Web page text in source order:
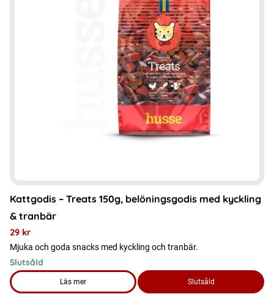
Kattgodis – Treats 150g, belöningsgodis med kyckling
& tranbär
29 kr
Mjuka och goda snacks med kyckling och tranbär.
Slutsåld
Läs mer
om produkten Kattgodis - Treats 150g, belöningsgodis med
Slutsåld